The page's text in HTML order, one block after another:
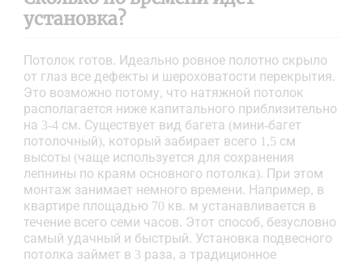
установка?
Потолок готов. Идеально ровное полотно скрыло
от глаз все дефекты и шероховатости перекрытия.
Это возможно потому, что натяжной потолок
располагается ниже капитального приблизительно
на 3-4 см. Существует вид багета (мини-багет
потолочный), который забирает всего 1,5 см
высоты (чаще используется для сохранения
лепнины по краям основного потолка). При этом
монтаж занимает немного времени. Например, в
квартире площадью 70 кв. м устанавливается в
течение всего семи часов. Этот способ, безусловно
самый удачный и быстрый. Установка подвесного
потолка займет в 3 раза, а традиционное